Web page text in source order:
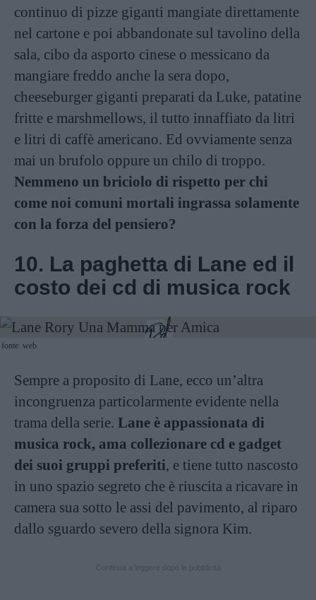
continuo di pizze giganti mangiate direttamente
nel cartone e poi abbandonate sul tavolino della
sala, cibo da asporto cinese o messicano da
mangiare freddo anche la sera dopo,
cheeseburger giganti preparati da Luke, patatine
fritte e marshmellows, il tutto innaffiato da litri
e litri di caffè americano. Ed ovviamente senza
mai un brufolo oppure un chilo di troppo.
Nemmeno un briciolo di rispetto per chi
come noi comuni mortali ingrassa solamente
con la forza del pensiero?
10. La paghetta di Lane ed il
costo dei cd di musica rock
fonte: web
Sempre a proposito di Lane, ecco un’altra
incongruenza particolarmente evidente nella
trama della serie. Lane è appassionata di
musica rock, ama collezionare cd e gadget
dei suoi gruppi preferiti, e tiene tutto nascosto
in uno spazio segreto che è riuscita a ricavare in
camera sua sotto le assi del pavimento, al riparo
dallo sguardo severo della signora Kim.